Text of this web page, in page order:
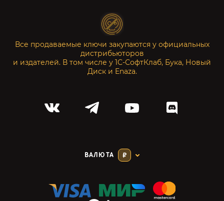
Все продаваемые ключи закупаются у официальных
дистрибьюторов
и издателей. В том числе у 1С-СофтКлаб, Бука, Новый
Диск и Enaza.
ВАЛЮТА ₽